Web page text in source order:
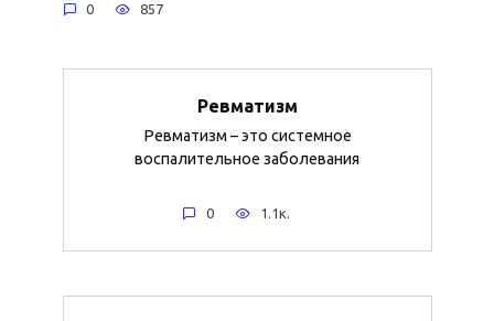
0 857
Ревматизм
Ревматизм – это системное
воспалительное заболевания
0 1.1к.